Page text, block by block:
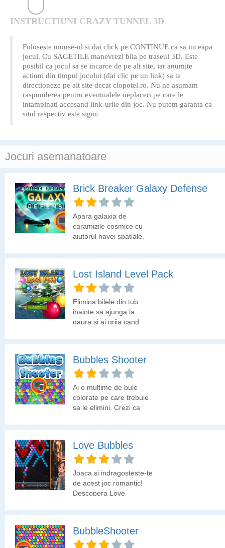
INSTRUCTIUNI CRAZY TUNNEL 3D
Foloseste mouse-ul si dai click pe CONTINUE ca sa inceapa
jocul. Cu SAGETILE manevrezi bila pe traseul 3D. Este
posibil ca jocul sa se incarce de pe alt site, iar anumite
actiuni din timpul jocului (dai clic pe un link) sa te
directioneze pe alt site decat clopotel.ro. Nu ne asumam
raspunderea pentru eventualele neplaceri pe care le
intampinati accesand link-urile din joc. Nu putem garanta ca
situl respectiv este sigur.
Jocuri asemanatoare
Brick Breaker Galaxy Defense
Apara galaxia de
caramizile cosmice cu
ajutorul navei spatiale.
Lost Island Level Pack
Elimina bilele din tub
inainte sa ajunga la
gaura si ai grija cand
ajunga acolo unde
doresti.
Bubbles Shooter
Ai o multime de bule
colorate pe care trebuie
sa le elimini. Crezi ca
Love Bubbles
Joaca si indragosteste-te
de acest joc romantic!
Descopera Love
Indragostitilor! Potriveste
si elimina bilele colorate
BubbleShooter